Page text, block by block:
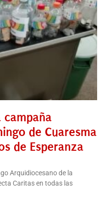
de Cuaresma
de Esperanza
Arquidiocesano de la
Caritas en todas las